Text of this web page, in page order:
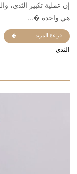
إن عملية تكبير الثدي،
هي واحدة �...
قراءة المزيد
الثدي